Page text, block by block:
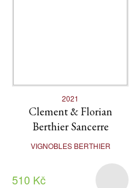
2021
Clement & Florian
Berthier Sancerre
VIGNOBLES BERTHIER
510 Kč